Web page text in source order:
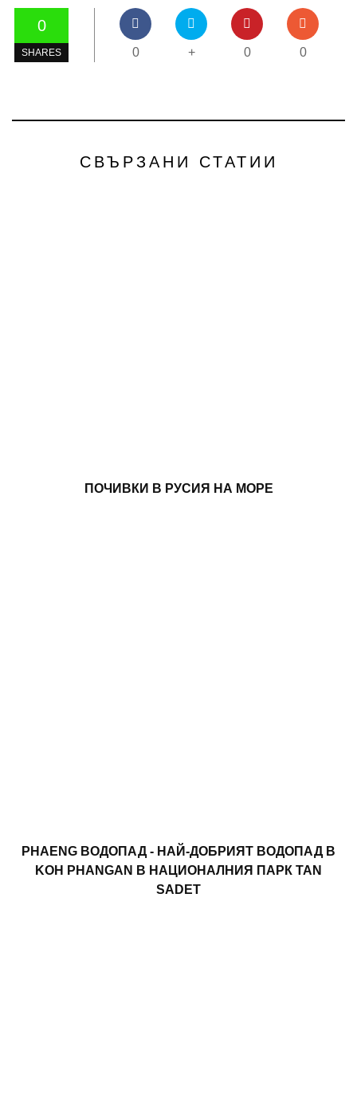
0
SHARES 0 + 0 0
СВЪРЗАНИ СТАТИИ
ПОЧИВКИ В РУСИЯ НА МОРЕ
PHAENG ВОДОПАД - НАЙ-ДОБРИЯТ ВОДОПАД В
KOH PHANGAN В НАЦИОНАЛНИЯ ПАРК TAN
SADET